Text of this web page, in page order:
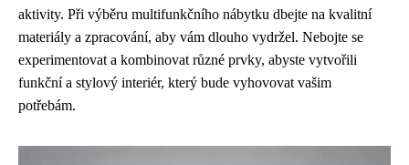
aktivity. Při výběru multifunkčního nábytku dbejte na kvalitní
materiály a zpracování, aby vám dlouho vydržel. Nebojte se
experimentovat a kombinovat různé prvky, abyste vytvořili
funkční a stylový interiér, který bude vyhovovat vašim
potřebám.